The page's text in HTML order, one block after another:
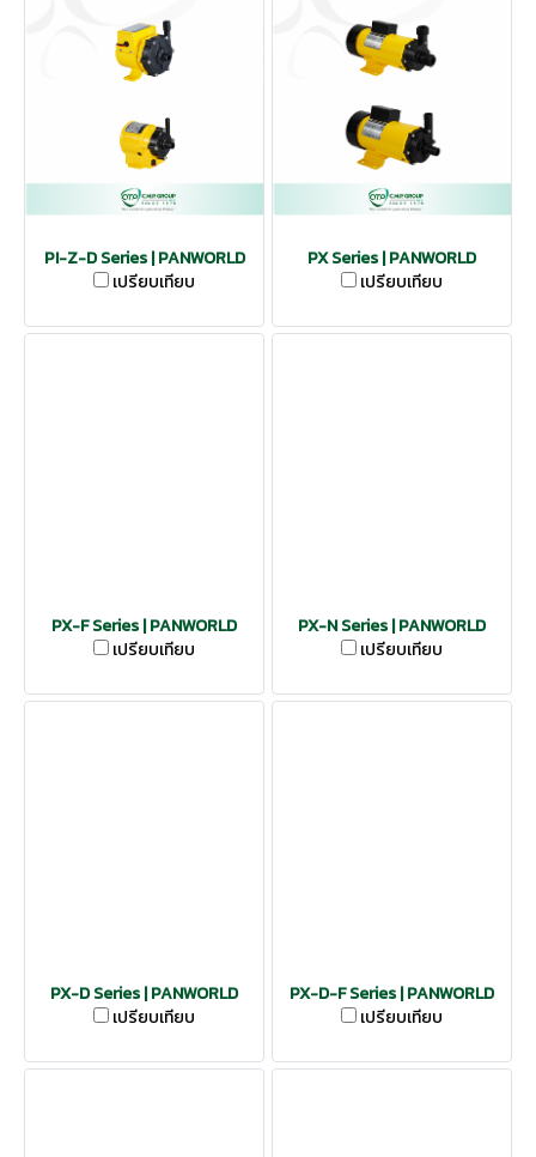
PI-Z-D Series | PANWORLD
เปรียบเทียบ
PX Series | PANWORLD
เปรียบเทียบ
PX-F Series | PANWORLD
เปรียบเทียบ
PX-N Series | PANWORLD
เปรียบเทียบ
PX-D Series | PANWORLD
เปรียบเทียบ
PX-D-F Series | PANWORLD
เปรียบเทียบ